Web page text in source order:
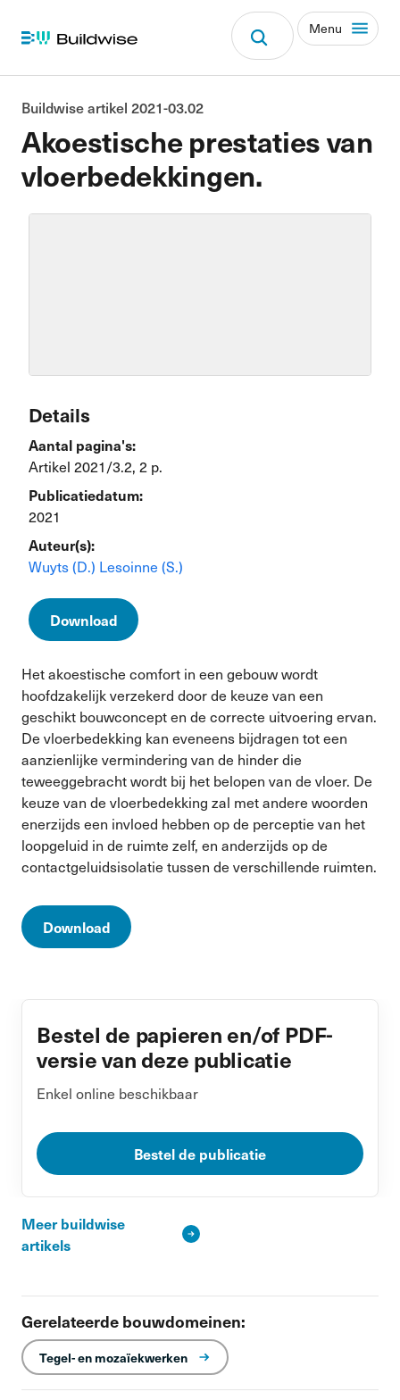
Menu
Akoestische prestaties van
vloerbedekkingen.
Buildwise artikel 2021-03.02
Details
Aantal pagina's:
Artikel 2021/3.2, 2 p.
Publicatiedatum:
2021
Auteur(s):
Wuyts (D.) Lesoinne (S.)
Download
Het akoestische comfort in een gebouw wordt
hoofdzakelijk verzekerd door de keuze van een
geschikt bouwconcept en de correcte uitvoering ervan.
De vloerbedekking kan eveneens bijdragen tot een
aanzienlijke vermindering van de hinder die
teweeggebracht wordt bij het belopen van de vloer. De
keuze van de vloerbedekking zal met andere woorden
enerzijds een invloed hebben op de perceptie van het
loopgeluid in de ruimte zelf, en anderzijds op de
contactgeluidsisolatie tussen de verschillende ruimten.
Download
Bestel de papieren en/of PDF-
versie van deze publicatie
Enkel online beschikbaar
Bestel de publicatie
Meer buildwise
artikels
Gerelateerde bouwdomeinen:
Tegel- en mozaïekwerken